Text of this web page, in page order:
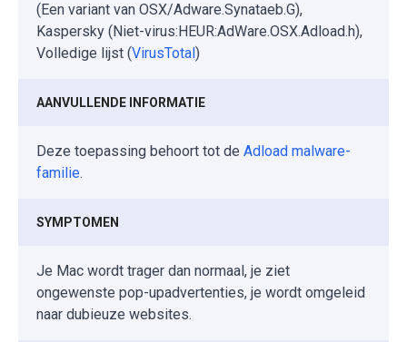
(Een variant van OSX/Adware.Synataeb.G),
Kaspersky (Niet-virus:HEUR:AdWare.OSX.Adload.h),
Volledige lijst (VirusTotal )
AANVULLENDE INFORMATIE
Deze toepassing behoort tot de Adload malware-
familie.
SYMPTOMEN
Je Mac wordt trager dan normaal, je ziet
ongewenste pop-upadvertenties, je wordt omgeleid
naar dubieuze websites.